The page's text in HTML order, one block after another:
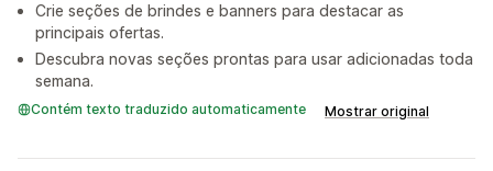
Crie seções de brindes e banners para destacar as
principais ofertas.
Descubra novas seções prontas para usar adicionadas toda
semana.
Contém texto traduzido automaticamente Mostrar original